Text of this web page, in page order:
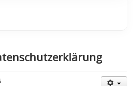
TRACKING CALCULATE